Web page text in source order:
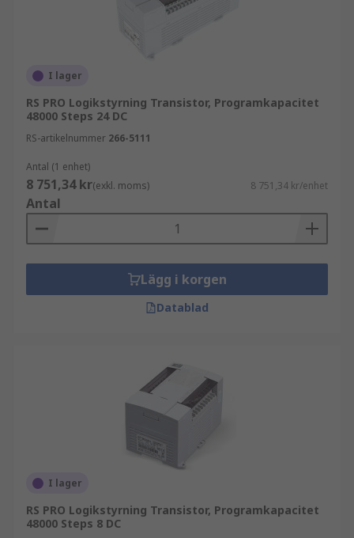
I lager
RS PRO Logikstyrning Transistor, Programkapacitet
48000 Steps 24 DC
RS-artikelnummer 266-5111
Antal (1 enhet)
8 751,34 kr(exkl. moms) 8 751,34 kr/enhet
Antal
Lägg i korgen
Datablad
I lager
RS PRO Logikstyrning Transistor, Programkapacitet
48000 Steps 8 DC